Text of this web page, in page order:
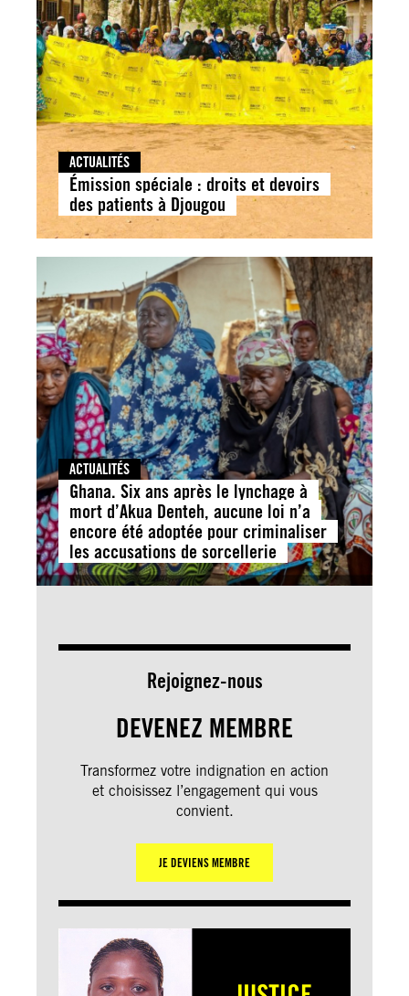
ACTUALITÉS
Émission spéciale : droits et devoirs
des patients à Djougou
ACTUALITÉS
Ghana. Six ans après le lynchage à
mort d’Akua Denteh, aucune loi n’a
encore été adoptée pour criminaliser
les accusations de sorcellerie
Rejoignez-nous
DEVENEZ MEMBRE
Transformez votre indignation en action
et choisissez l’engagement qui vous
convient.
JE DEVIENS MEMBRE